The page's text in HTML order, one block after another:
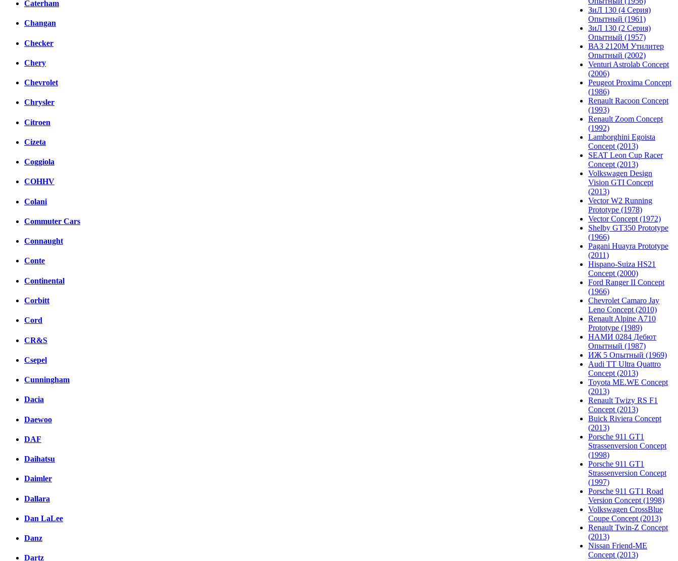
Caterham
Changan
Checker
Chery
Chevrolet
Chrysler
Citroen
Cizeta
Coggiola
COHHV
Colani
Commuter Cars
Connaught
Conte
Continental
Corbitt
Cord
CR&S
Csepel
Cunningham
Dacia
Daewoo
DAF
Daihatsu
Daimler
Dallara
Dan LaLee
Danz
Dartz
ЗиЛ 130 (4 Серия)
Опытный (1961)
ЗиЛ 130 (2 Серия)
Опытный (1957)
ВАЗ 2120М Утилитер
Опытный (2002)
Venturi Astrolab Concept
(2006)
Peugeot Proxima Concept
(1986)
Renault Racoon Concept
(1993)
Renault Zoom Concept
(1992)
Lamborghini Egoista
Concept (2013)
SEAT Leon Cup Racer
Concept (2013)
Volkswagen Design
Vision GTI Concept
(2013)
Vector W2 Running
Prototype (1978)
Vector Concept (1972)
Shelby GT350 Prototype
(1966)
Pagani Huayra Prototype
(2011)
Hispano-Suiza HS21
Concept (2000)
Ford Ranger II Concept
(1966)
Chevrolet Camaro Jay
Leno Concept (2010)
Renault Alpine A710
Prototype (1989)
НАМИ 0284 Дебют
Опытный (1987)
ИЖ 5 Опытный (1969)
Audi TT Ultra Quattro
Concept (2013)
Toyota ME.WE Concept
(2013)
Renault Twizy RS F1
Concept (2013)
Buick Riviera Concept
(2013)
Porsche 911 GT1
Strassenversion Concept
(1998)
Porsche 911 GT1
Strassenversion Concept
(1997)
Porsche 911 GT1 Road
Version Concept (1998)
Volkswagen CrossBlue
Coupe Concept (2013)
Renault Twin-Z Concept
(2013)
Nissan Friend-ME
Concept (2013)